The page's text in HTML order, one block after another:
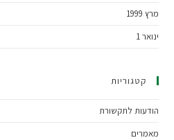
מרץ 1999
ינואר 1
קטגוריות
הודעות לתקשורת
מאמרים